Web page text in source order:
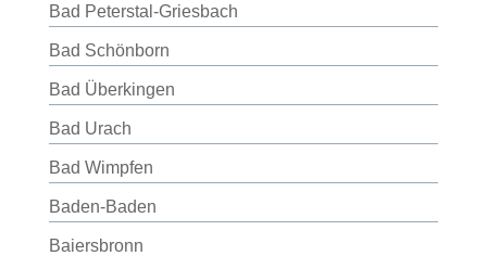
Bad Peterstal-Griesbach
Bad Schönborn
Bad Überkingen
Bad Urach
Bad Wimpfen
Baden-Baden
Baiersbronn